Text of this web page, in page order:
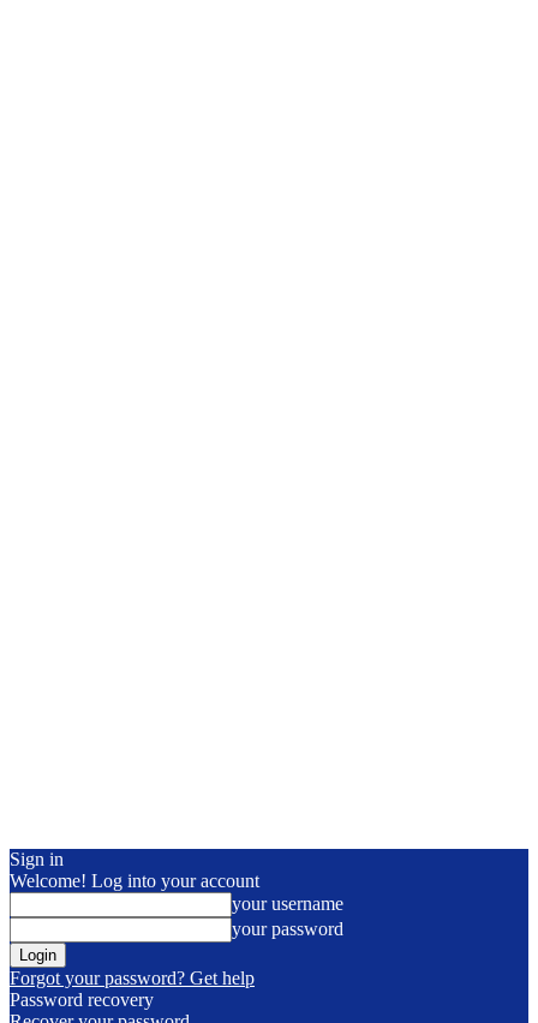
Sign in
Welcome! Log into your account
your username
your password
Forgot your password? Get help
Password recovery